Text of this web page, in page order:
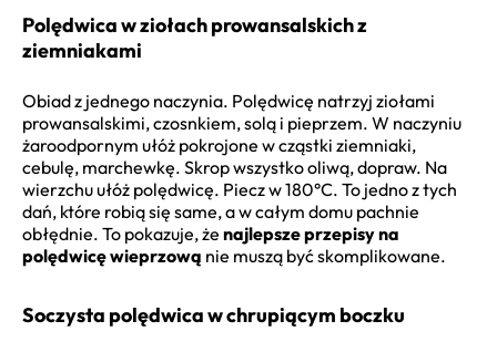
Polędwica w ziołach prowansalskich z
ziemniakami
Obiad z jednego naczynia. Polędwicę natrzyj ziołami
prowansalskimi, czosnkiem, solą i pieprzem. W naczyniu
żaroodpornym ułóż pokrojone w cząstki ziemniaki,
cebulę, marchewkę. Skrop wszystko oliwą, dopraw. Na
wierzchu ułóż polędwicę. Piecz w 180°C. To jedno z tych
dań, które robią się same, a w całym domu pachnie
obłędnie. To pokazuje, że najlepsze przepisy na
polędwicę wieprzową nie muszą być skomplikowane.
Soczysta polędwica w chrupiącym boczku